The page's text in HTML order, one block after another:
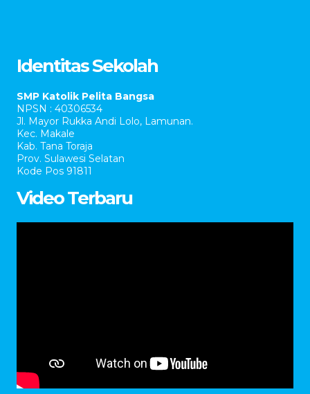
Identitas Sekolah
SMP Katolik Pelita Bangsa
NPSN : 40306534
Jl. Mayor Rukka Andi Lolo, Lamunan.
Kec. Makale
Kab. Tana Toraja
Prov. Sulawesi Selatan
Kode Pos 91811
Video Terbaru